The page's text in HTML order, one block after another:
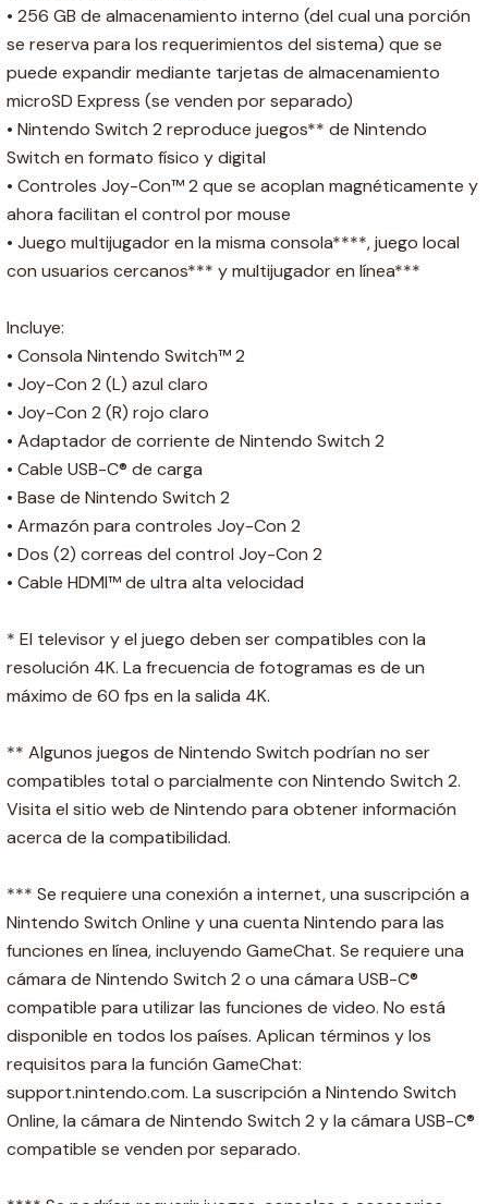
• 256 GB de almacenamiento interno (del cual una porción
se reserva para los requerimientos del sistema) que se
puede expandir mediante tarjetas de almacenamiento
microSD Express (se venden por separado)
• Nintendo Switch 2 reproduce juegos** de Nintendo
Switch en formato físico y digital
• Controles Joy-Con™ 2 que se acoplan magnéticamente y
ahora facilitan el control por mouse
• Juego multijugador en la misma consola****, juego local
con usuarios cercanos*** y multijugador en línea***
Incluye:
• Consola Nintendo Switch™ 2
• Joy-Con 2 (L) azul claro
• Joy-Con 2 (R) rojo claro
• Adaptador de corriente de Nintendo Switch 2
• Cable USB-C® de carga
• Base de Nintendo Switch 2
• Armazón para controles Joy-Con 2
• Dos (2) correas del control Joy-Con 2
• Cable HDMI™ de ultra alta velocidad
* El televisor y el juego deben ser compatibles con la
resolución 4K. La frecuencia de fotogramas es de un
máximo de 60 fps en la salida 4K.
** Algunos juegos de Nintendo Switch podrían no ser
compatibles total o parcialmente con Nintendo Switch 2.
Visita el sitio web de Nintendo para obtener información
acerca de la compatibilidad.
*** Se requiere una conexión a internet, una suscripción a
Nintendo Switch Online y una cuenta Nintendo para las
funciones en línea, incluyendo GameChat. Se requiere una
cámara de Nintendo Switch 2 o una cámara USB-C®
compatible para utilizar las funciones de video. No está
disponible en todos los países. Aplican términos y los
requisitos para la función GameChat:
support.nintendo.com. La suscripción a Nintendo Switch
Online, la cámara de Nintendo Switch 2 y la cámara USB-C®
compatible se venden por separado.